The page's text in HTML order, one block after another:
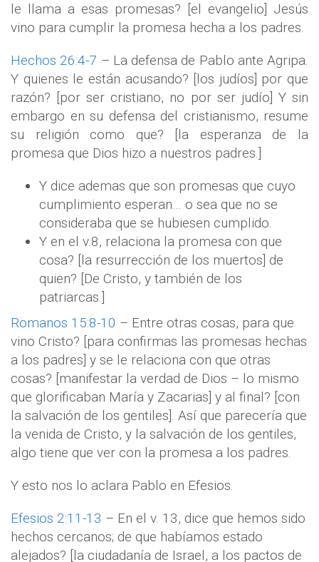
le llama a esas promesas? [el evangelio] Jesús
vino para cumplir la promesa hecha a los padres.
Hechos 26:4-7 – La defensa de Pablo ante Agripa.
Y quienes le están acusando? [los judíos] por que
razón? [por ser cristiano, no por ser judío] Y sin
embargo en su defensa del cristianismo, resume
su religión como que? [la esperanza de la
promesa que Dios hizo a nuestros padres.]
Y dice ademas que son promesas que cuyo
cumplimiento esperan… o sea que no se
consideraba que se hubiesen cumplido.
Y en el v.8, relaciona la promesa con que
cosa? [la resurrección de los muertos] de
quien? [De Cristo, y también de los
patriarcas.]
Romanos 15:8-10 – Entre otras cosas, para que
vino Cristo? [para confirmas las promesas hechas
a los padres] y se le relaciona con que otras
cosas? [manifestar la verdad de Dios – lo mismo
que glorificaban María y Zacarias] y al final? [con
la salvación de los gentiles]. Así que parecería que
la venida de Cristo, y la salvación de los gentiles,
algo tiene que ver con la promesa a los padres.
Y esto nos lo aclara Pablo en Efesios.
Efesios 2:11-13 – En el v. 13, dice que hemos sido
hechos cercanos; de que habíamos estado
alejados? [la ciudadanía de Israel, a los pactos de